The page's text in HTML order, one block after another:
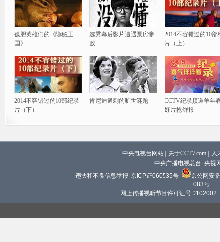
孤胆英雄们的《隐秘王
国》
选秀幕后影片遭遇票房惨
败
2014不容错过的10部
片（上）
2014不容错过的10部纪录
片（下）
肯尼迪遇刺的旷世谜题
CCTV纪录频道羊年
好片抢鲜报
中央电视台网站 关于CCTV.com
人
中央广播电视总台 央视
违法和不良信息举报 京ICP证060535号
京公网安
083号
网上传播视听节目许可证号